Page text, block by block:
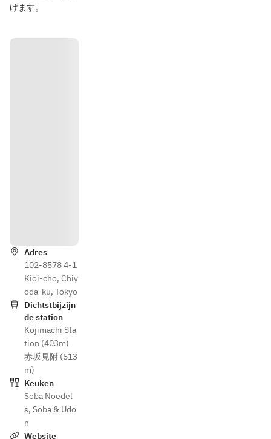
けます。
Adres
102-8578 4-1
Kioi-cho, Chiy
oda-ku, Tokyo
Dichtstbijzijn
de station
Kōjimachi Sta
tion (403m)
赤坂見附 (513
m)
Keuken
Soba Noedel
s, Soba & Udo
n
Website